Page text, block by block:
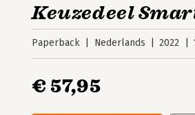
Keuzedeel
Paperback Nederlands 2022
€ 57,95